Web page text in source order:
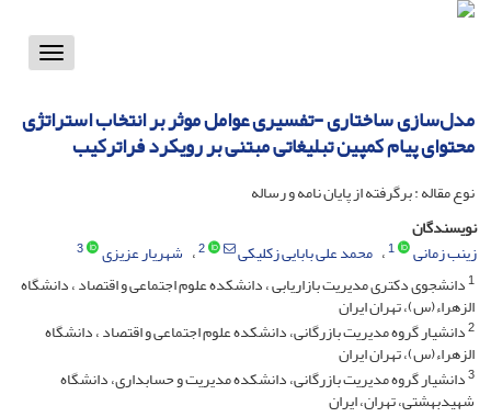
Toggle
مدل‌سازی ساختاری -تفسیری عوامل موثر بر انتخاب استراتژی
محتوای پیام کمپین تبلیغاتی مبتنی بر رویکرد فراترکیب
نوع مقاله : برگرفته از پایان نامه و رساله
نویسندگان
زینب زمانی
1 محمد علی بابایی زکلیکی 2 شهریار عزیزی
3
1دانشجوی دکتری مدیریت بازاریابی ، دانشکده علوم اجتماعی و اقتصاد ، دانشگاه
الزهراء(س)، تهران ایران
2دانشیار گروه مدیریت بازرگانی، دانشکده علوم اجتماعی و اقتصاد ، دانشگاه
الزهراء(س)، تهران ایران
3دانشیار گروه مدیریت بازرگانی، دانشکده مدیریت و حسابداری، دانشگاه
شهیدبهشتی، تهران، ایران